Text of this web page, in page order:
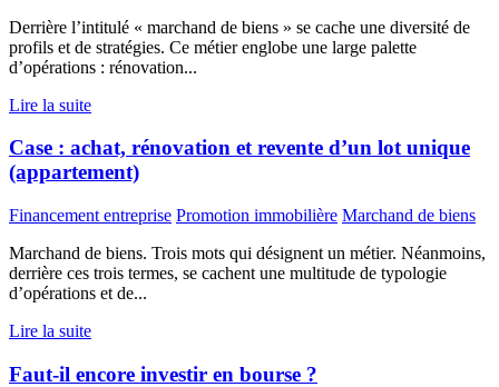
Derrière l’intitulé « marchand de biens » se cache une diversité de
profils et de stratégies. Ce métier englobe une large palette
d’opérations : rénovation...
Lire la suite
Case : achat, rénovation et revente d’un lot unique
(appartement)
Financement entreprise Promotion immobilière Marchand de biens
Marchand de biens. Trois mots qui désignent un métier. Néanmoins,
derrière ces trois termes, se cachent une multitude de typologie
d’opérations et de...
Lire la suite
Faut-il encore investir en bourse ?